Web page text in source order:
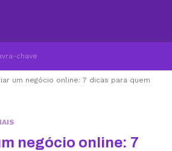
um negócio online: 7 dicas para quem
negócio online: 7